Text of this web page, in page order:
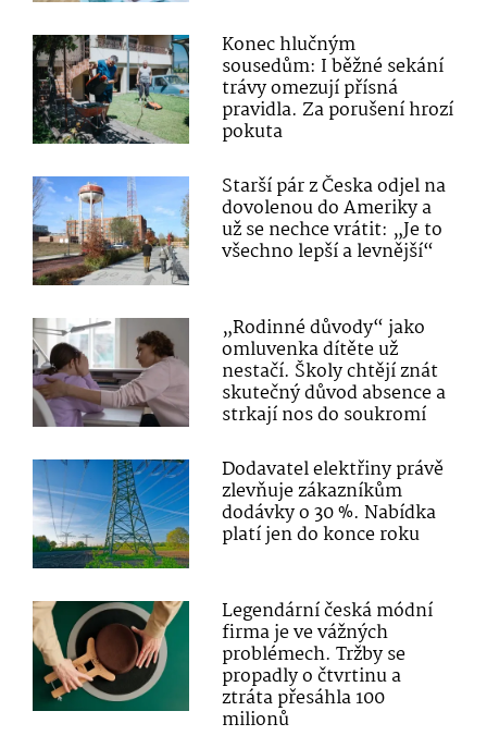
Konec hlučným
sousedům: I běžné sekání
trávy omezují přísná
pravidla. Za porušení hrozí
pokuta
Starší pár z Česka odjel na
dovolenou do Ameriky a
už se nechce vrátit: „Je to
všechno lepší a levnější“
„Rodinné důvody“ jako
omluvenka dítěte už
nestačí. Školy chtějí znát
skutečný důvod absence a
strkají nos do soukromí
Dodavatel elektřiny právě
zlevňuje zákazníkům
dodávky o 30 %. Nabídka
platí jen do konce roku
Legendární česká módní
firma je ve vážných
problémech. Tržby se
propadly o čtvrtinu a
ztráta přesáhla 100
milionů